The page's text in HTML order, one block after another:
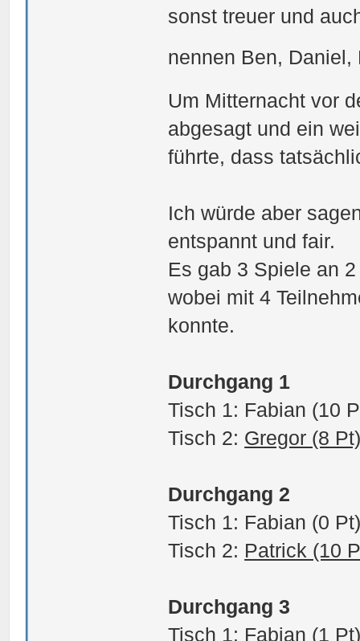
sonst treuer und
nennen Ben,
Um Mitternacht vor
abgesagt und ein
führte, dass
Ich würde aber
entspannt und fair.
Es gab 3 Spiele an
wobei mit 4
konnte.
Durchgang 1
Tisch 1: Fabian (10
Tisch 2: Gregor (8
Durchgang 2
Tisch 1: Fabian (0
Tisch 2: Patrick (10
Durchgang 3
Tisch 1: Fabian (1